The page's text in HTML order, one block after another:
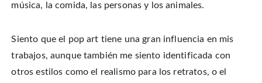
música, la comida, las personas y los animales.
Siento que el pop art tiene una gran influencia en mis
trabajos, aunque también me siento identificada con
otros estilos como el realismo para los retratos, o el